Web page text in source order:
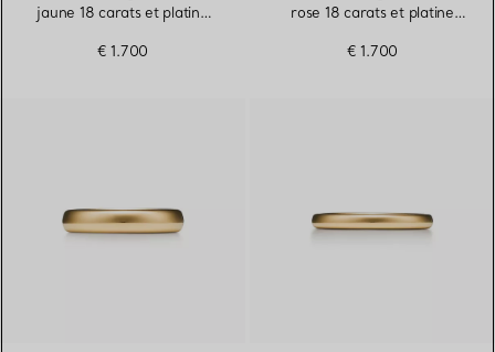
jaune 18 carats et platine
€ 1.700
rose 18 carats et platine
€ 1.700